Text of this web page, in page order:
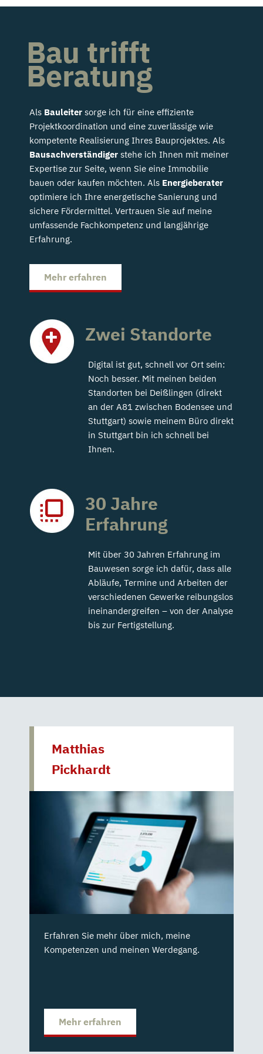
Bau trifft
Beratung
Als Bauleiter sorge ich für eine effiziente
Projektkoordination und eine zuverlässige wie
kompetente Realisierung Ihres Bauprojektes. Als
Bausachverständiger stehe ich Ihnen mit meiner
Expertise zur Seite, wenn Sie eine Immobilie
bauen oder kaufen möchten. Als Energieberater
optimiere ich Ihre energetische Sanierung und
sichere Fördermittel. Vertrauen Sie auf meine
umfassende Fachkompetenz und langjährige
Erfahrung.
Mehr erfahren
Zwei Standorte
Digital ist gut, schnell vor Ort sein:
Noch besser. Mit meinen beiden
Standorten bei Deißlingen (direkt
an der A81 zwischen Bodensee und
Stuttgart) sowie meinem Büro direkt
in Stuttgart bin ich schnell bei
Ihnen.
30 Jahre
Erfahrung
Mit über 30 Jahren Erfahrung im
Bauwesen sorge ich dafür, dass alle
Abläufe, Termine und Arbeiten der
verschiedenen Gewerke reibungslos
ineinandergreifen – von der Analyse
bis zur Fertigstellung.
Matthias
Pickhardt
Erfahren Sie mehr über mich, meine
Kompetenzen und meinen Werdegang.
Mehr erfahren